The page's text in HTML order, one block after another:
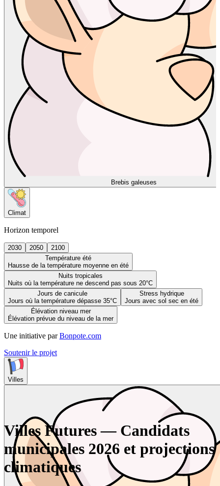
Brebis galeuses
Climat
Horizon temporel
2030 2050
2100
Température été
Hausse de la température moyenne en été
Nuits tropicales
Nuits où la température ne descend pas sous 20°C
Jours de canicule
Jours où la température dépasse 35°C
Stress hydrique
Jours avec sol sec en été
Élévation niveau mer
Élévation prévue du niveau de la mer
Une initiative par Bonpote.com
Soutenir le projet
Villes
Villes Futures — Candidats
municipales 2026 et projections
climatiques